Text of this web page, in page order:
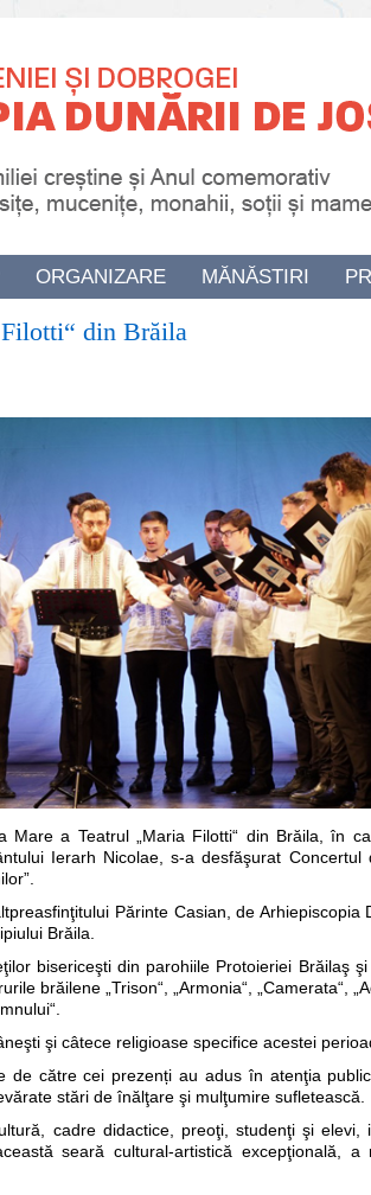
ORGANIZARE MĂNĂSTIRI
din Brăila
a Teatrul „Maria Filotti“ din Brăila, în
Ierarh Nicolae, s-a desfăşurat Concertul
Părinte Casian, de Arhiepiscopia
Brăila.
bisericeşti din parohiile Protoieriei Brăilaş
brăilene „Trison“, „Armonia“, „Camerata“,
şi câtece religioase specifice acestei
de către cei prezenți au adus în atenţia
stări de înălţare şi mulţumire sufletească.
cadre didactice, preoţi, studenţi şi elevi,
seară cultural-artistică excepţională, a